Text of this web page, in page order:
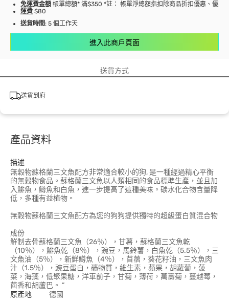
免運費金額 帳單總額* 滿$350 *註： 帳單淨總額指扣除商品折扣優惠、優惠
運費 $80
送貨時間: 5 個工作天
進入此商戶頁面
送貨方式
送貨到府
產品資料
描述
無穀物蘇格蘭三文魚配方非常適合較小的狗, 是一種經過精心平衡
的無穀物食品。蘇格蘭三文魚以人類相同的食品標準生產，並且加
入鯡魚，鱒魚和白魚，進一步提高了這種美味。碳水化合物含量降
低，多種有益植物。
無穀物蘇格蘭三文魚配方為您的狗狗提供獨特的超級蛋白質混合物
成份
鮮制去骨蘇格蘭三文魚（26％），甘薯，蘇格蘭三文魚乾
（10％），鯡魚乾（8％），豌豆，馬鈴薯，白魚乾（5.5％），三
文魚油（5％），新鮮鱒魚（4％），苜蓿，葵花籽油，三文魚肉
汁（1.5％），豌豆蛋白，礦物質，維生素，蘋果，胡蘿蔔，菠
菜，海藻，低聚果糖，洋車前子，甘菊，薄荷，萬壽菊，蔓越莓，
茴香和胡蘆巴。 ”
原產地
德國